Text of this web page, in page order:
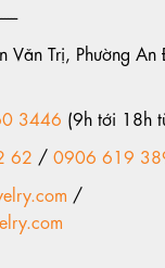
Trị, Phường An
3446 (9h tới 18h
62 / 0906 619
/